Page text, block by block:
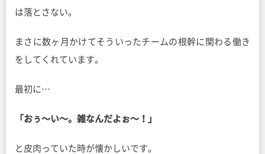
は落とさない。
まさに数ヶ月かけてそういったチームの根幹に関わる働き
をしてくれています。
最初に…
「おぅ〜い〜。雑なんだよぉ〜！」
と皮肉っていた時が懐かしいです。